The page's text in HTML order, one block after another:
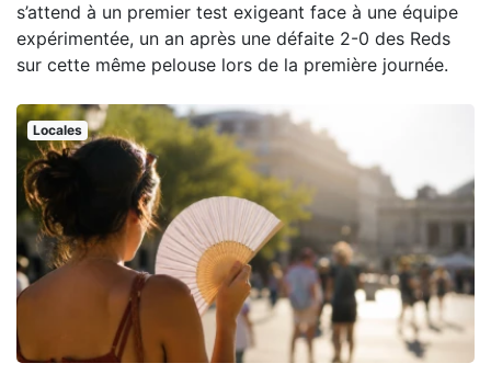
s’attend à un premier test exigeant face à une équipe
expérimentée, un an après une défaite 2-0 des Reds
sur cette même pelouse lors de la première journée.
Locales